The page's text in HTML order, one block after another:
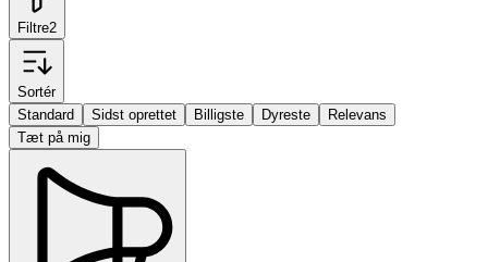
Filtre2
Sortér
Standard
Sidst oprettet Billigste Dyreste
Relevans
Tæt på mig